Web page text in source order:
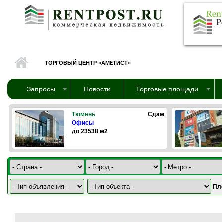
Перейти к основному содержанию
ТОРГОВЫЙ ЦЕНТР «АМЕТИСТ»
Запросы Новости Торговые площади
Тюмень
Сдам
Офисы
до 23538 м2